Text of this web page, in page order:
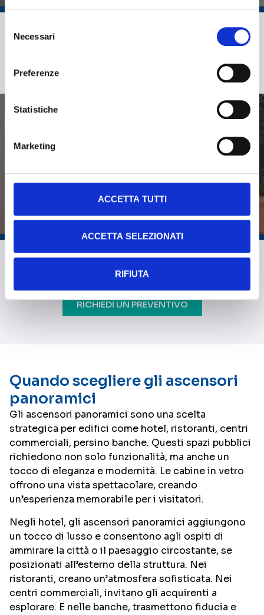
delNecessari
Preferenze
Statistiche
Marketing
ACCETTA TUTTI
ACCETTA SELEZIONATI
RIFIUTA
Capolavori di ingegneria che nascono dalla
trasparenti in vetro collegano i piani,
accompagnando silenziosamente i visitatori in un
viaggio verticale che si trasforma in un’esperienza
visiva unica.
panoramiche
acciaio e vetro
Le pareti trasparenti regalano alle cabine
panoramiche un senso di leggerezza e fluidità. Le
cabine panoramiche in acciaio e vetro sono pura
RICHIEDI UN PREVENTIVO
Quando scegliere gli ascensori
panoramici
Gli ascensori panoramici sono una scelta
strategica per edifici come hotel, ristoranti, centri
commerciali, persino banche. Questi spazi pubblici
richiedono non solo funzionalità, ma anche un
tocco di eleganza e modernità. Le cabine in vetro
offrono una vista spettacolare, creando
un’esperienza memorabile per i visitatori.
Negli hotel, gli ascensori panoramici aggiungono
un tocco di lusso e consentono agli ospiti di
ammirare la città o il paesaggio circostante, se
posizionati all’esterno della struttura. Nei
ristoranti, creano un’atmosfera sofisticata. Nei
centri commerciali, invitano gli acquirenti a
esplorare. E nelle banche, trasmettono fiducia e